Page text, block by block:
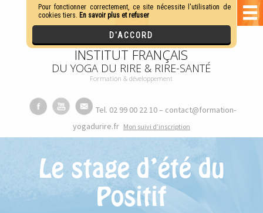
INSTITUT FRANÇAIS
DU YOGA DU RIRE & RIRE-SANTÉ
Formation & développement
Tel. 02 99 00 22 10 – contact@formation-
yogadurire.fr Mon suivi d’inscription
Le stage d’été du
Positif